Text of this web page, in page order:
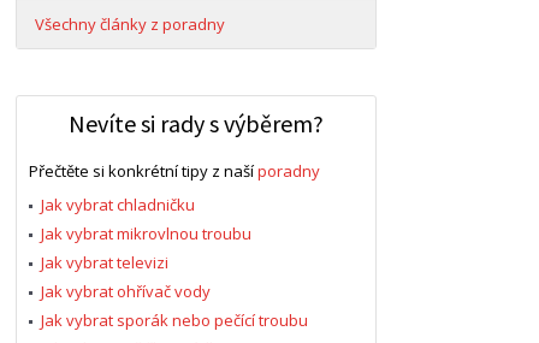
Všechny články z poradny
Nevíte si rady s výběrem?
Přečtěte si konkrétní tipy z našíporadny
Jak vybrat chladničku
Jak vybrat mikrovlnou troubu
Jak vybrat televizi
Jak vybrat ohřívač vody
Jak vybrat sporák nebo pečící troubu